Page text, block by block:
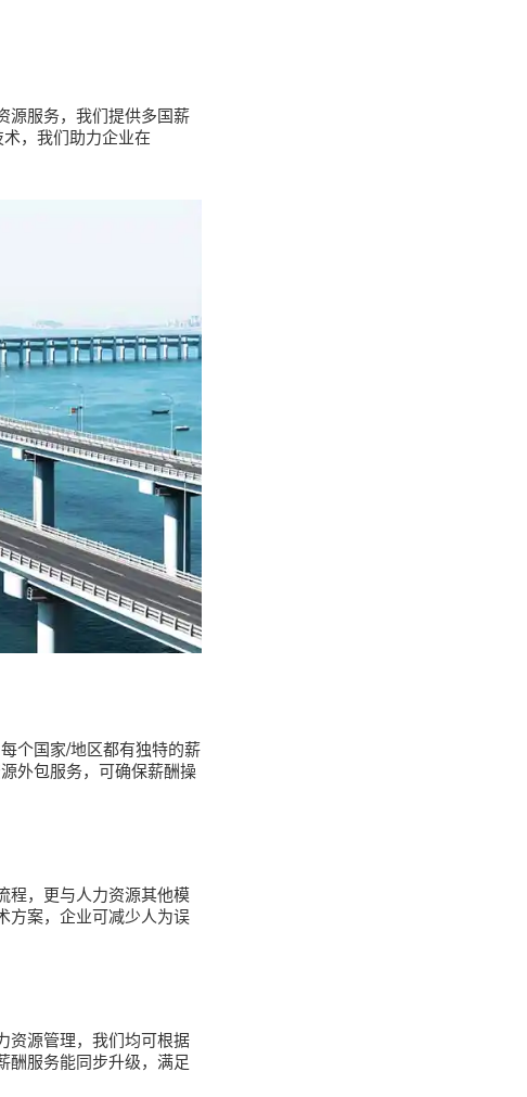
源服务，我们提供多国薪
，我们助力企业在
个国家/地区都有独特的薪
外包服务，可确保薪酬操
程，更与人力资源其他模
方案，企业可减少人为误
资源管理，我们均可根据
酬服务能同步升级，满足